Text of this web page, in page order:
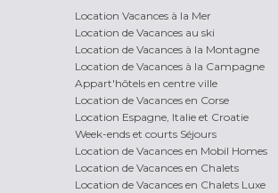
Location Vacances à la Mer
Location de Vacances au ski
Location de Vacances à la Montagne
Location de Vacances à la Campagne
Appart'hôtels en centre ville
Location de Vacances en Corse
Location Espagne, Italie et Croatie
Week-ends et courts Séjours
Location de Vacances en Mobil Homes
Location de Vacances en Chalets
Location de Vacances en Chalets Luxe